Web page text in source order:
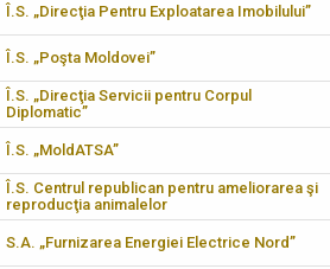
Î.S. „Direcţia Pentru Exploatarea Imobilului”
Î.S. „Poşta Moldovei”
Î.S. „Direcţia Servicii pentru Corpul
Diplomatic”
Î.S. „MoldATSA”
Î.S. Centrul republican pentru ameliorarea şi
reproducţia animalelor
S.A. „Furnizarea Energiei Electrice Nord”